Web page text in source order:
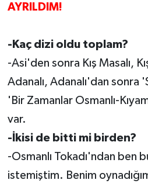
AYRILDIM!
-Kaç dizi oldu toplam?
-Asi'den sonra Kış Masalı,
Adanalı, Adanalı'dan sonra
'Bir Zamanlar Osmanlı-
var.
-İkisi de bitti mi birden?
-Osmanlı Tokadı'ndan ben
istemiştim. Benim